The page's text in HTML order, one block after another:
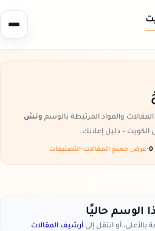
والمواد المرتبطة بالوسم ونش
– دليل إعلانك.
•عرض جميع المقالات•التصنيفات
الوسم حاليًا
أو انتقل إلى أرشيف المقالات